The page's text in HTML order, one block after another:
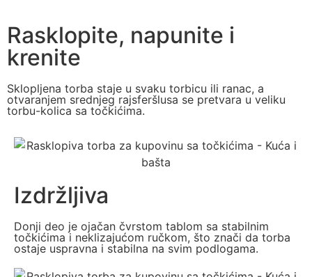
Rasklopite, napunite i
krenite
Sklopljena torba staje u svaku torbicu ili ranac, a
otvaranjem srednjeg rajsferšlusa se pretvara u veliku
torbu-kolica sa točkićima.
Izdržljiva
Donji deo je ojačan čvrstom tablom sa stabilnim
točkićima i neklizajućom ručkom, što znači da torba
ostaje uspravna i stabilna na svim podlogama.